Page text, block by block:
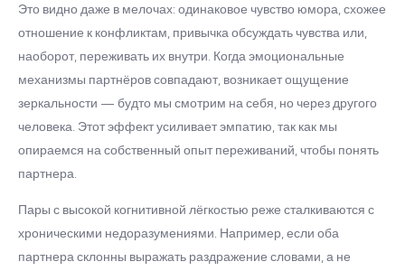
Это видно даже в мелочах: одинаковое чувство юмора, схожее
отношение к конфликтам, привычка обсуждать чувства или,
наоборот, переживать их внутри. Когда эмоциональные
механизмы партнёров совпадают, возникает ощущение
зеркальности — будто мы смотрим на себя, но через другого
человека. Этот эффект усиливает эмпатию, так как мы
опираемся на собственный опыт переживаний, чтобы понять
партнера.
Пары с высокой когнитивной лёгкостью реже сталкиваются с
хроническими недоразумениями. Например, если оба
партнера склонны выражать раздражение словами, а не